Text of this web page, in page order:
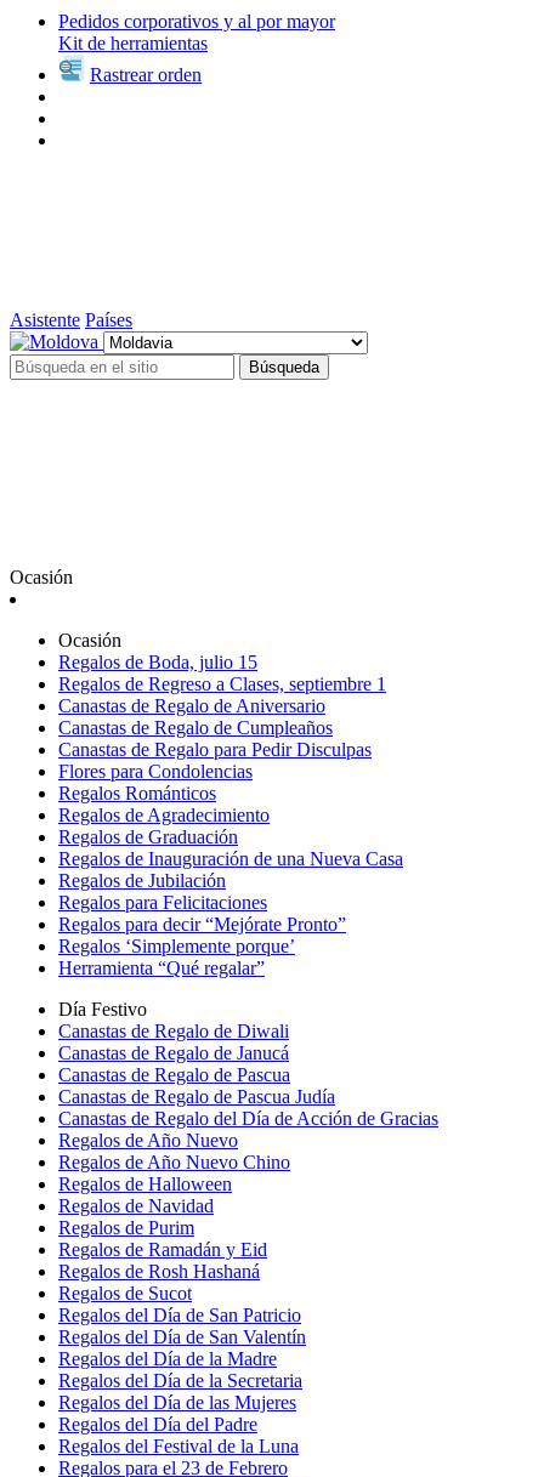
Pedidos corporativos y al por mayor
Kit de herramientas
Rastrear orden
Asistente Países
Búsqueda
Ocasión
Ocasión
Regalos de Boda, julio 15
Regalos de Regreso a Clases, septiembre 1
Canastas de Regalo de Aniversario
Canastas de Regalo de Cumpleaños
Canastas de Regalo para Pedir Disculpas
Flores para Condolencias
Regalos Románticos
Regalos de Agradecimiento
Regalos de Graduación
Regalos de Inauguración de una Nueva Casa
Regalos de Jubilación
Regalos para Felicitaciones
Regalos para decir “Mejórate Pronto”
Regalos ‘Simplemente porque’
Herramienta “Qué regalar”
Día Festivo
Canastas de Regalo de Diwali
Canastas de Regalo de Janucá
Canastas de Regalo de Pascua
Canastas de Regalo de Pascua Judía
Canastas de Regalo del Día de Acción de Gracias
Regalos de Año Nuevo
Regalos de Año Nuevo Chino
Regalos de Halloween
Regalos de Navidad
Regalos de Purim
Regalos de Ramadán y Eid
Regalos de Rosh Hashaná
Regalos de Sucot
Regalos del Día de San Patricio
Regalos del Día de San Valentín
Regalos del Día de la Madre
Regalos del Día de la Secretaria
Regalos del Día de las Mujeres
Regalos del Día del Padre
Regalos del Festival de la Luna
Regalos para el 23 de Febrero